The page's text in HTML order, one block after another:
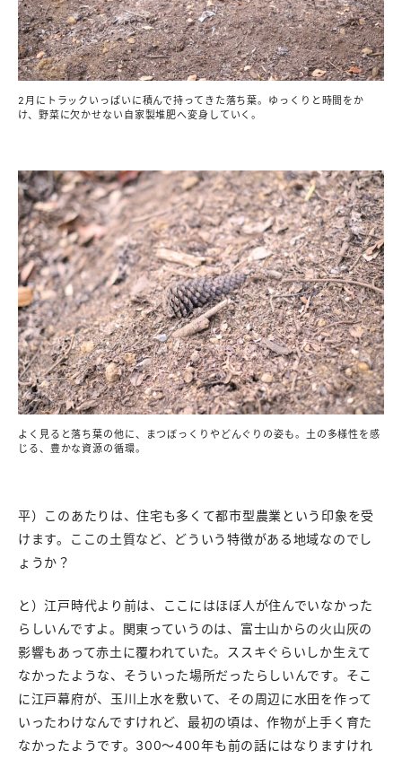
2月にトラックいっぱいに積んで持ってきた落ち葉。ゆっくりと時間をか
け、野菜に欠かせない自家製堆肥へ変身していく。
よく見ると落ち葉の他に、まつぼっくりやどんぐりの姿も。土の多様性を感
じる、豊かな資源の循環。
平）このあたりは、住宅も多くて都市型農業という印象を受
けます。ここの土質など、どういう特徴がある地域なのでし
ょうか？
と）江戸時代より前は、ここにはほぼ人が住んでいなかった
らしいんですよ。関東っていうのは、富士山からの火山灰の
影響もあって赤土に覆われていた。ススキぐらいしか生えて
なかったような、そういった場所だったらしいんです。そこ
に江戸幕府が、玉川上水を敷いて、その周辺に水田を作って
いったわけなんですけれど、最初の頃は、作物が上手く育た
なかったようです。300〜400年も前の話にはなりますけれ